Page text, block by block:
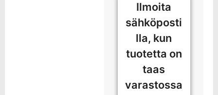
Ilmoita
sähköposti
lla, kun
tuotetta on
taas
varastossa